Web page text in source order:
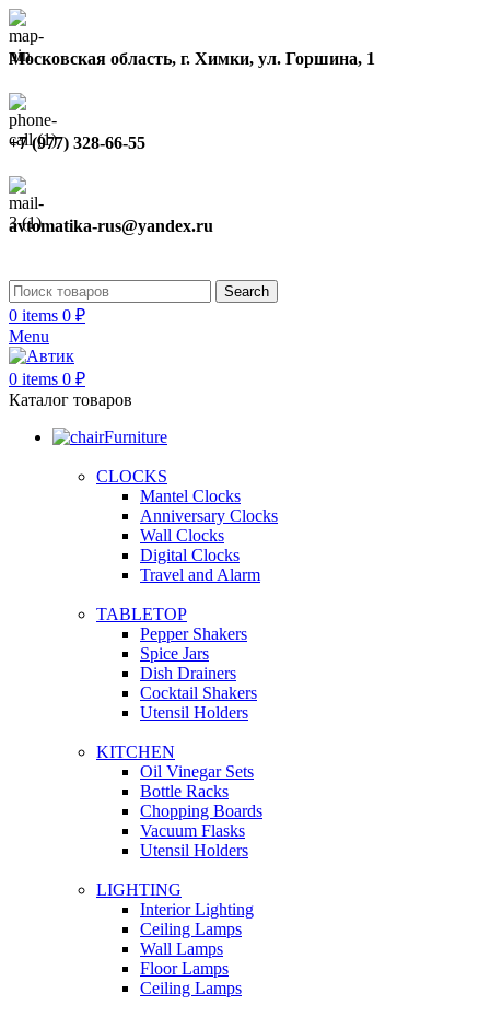
Московская область, г. Химки, ул. Горшина, 1
+7 (977) 328-66-55
avtomatika-rus@yandex.ru
Search
0 items 0 ₽
Menu
0 items 0 ₽
Каталог товаров
Furniture
CLOCKS
Mantel Clocks
Anniversary Clocks
Wall Clocks
Digital Clocks
Travel and Alarm
TABLETOP
Pepper Shakers
Spice Jars
Dish Drainers
Сocktail Shakers
Utensil Holders
KITCHEN
Oil Vinegar Sets
Bottle Racks
Chopping Boards
Vacuum Flasks
Utensil Holders
LIGHTING
Interior Lighting
Ceiling Lamps
Wall Lamps
Floor Lamps
Ceiling Lamps